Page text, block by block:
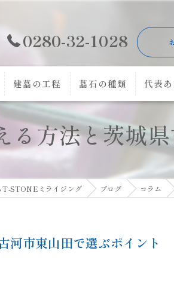
0280-32-1028
建墓の工程 墓石の種類 代表
方法と茨城
T-STONEミライジング ブログ コラム
河市東山田で選ぶポイント